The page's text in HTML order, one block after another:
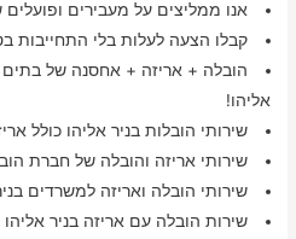
אנו ממליצים על מעבירים ופועלים
קבלו הצעה לעלות בלי התחייבות
הובלה + אריזה + אחסנה של בתים
אליהו!
שירותי הובלות בניר אליהו כולל
שירותי אריזה והובלה של חברת
שירותי הובלה ואריזה למשרדים
שירות הובלה עם אריזה בניר